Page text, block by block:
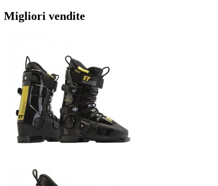
Migliori vendite